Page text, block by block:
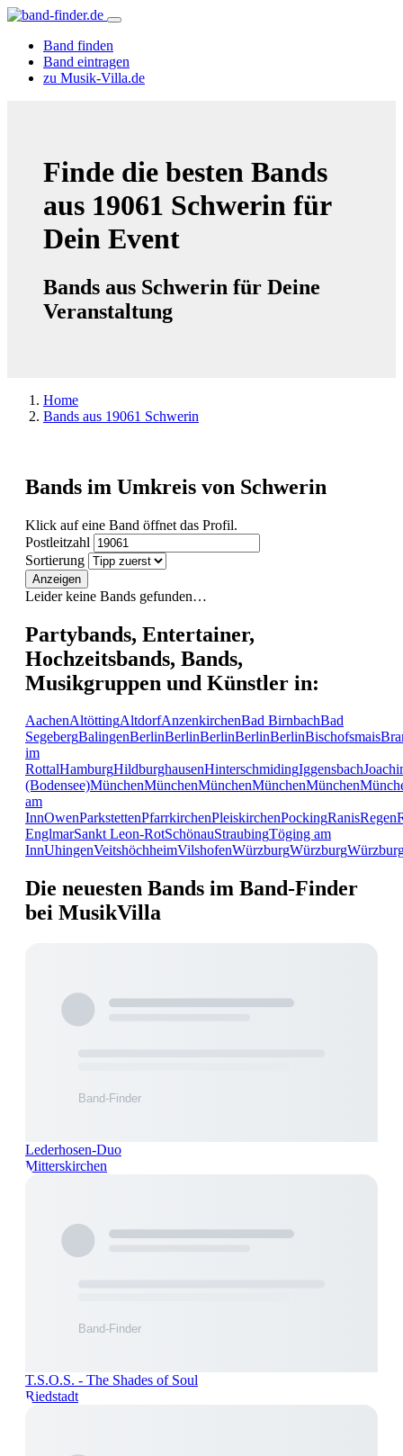
Band finden
Band eintragen
zu Musik-Villa.de
Finde die besten Bands
aus 19061 Schwerin für
Dein Event
Bands aus Schwerin für Deine
Veranstaltung
Home
Bands aus 19061 Schwerin
Bands im Umkreis von Schwerin
Klick auf eine Band öffnet das Profil.
Postleitzahl
Sortierung
Anzeigen
Leider keine Bands gefunden…
Partybands, Entertainer,
Hochzeitsbands, Bands,
Musikgruppen und Künstler in:
AachenAltöttingAltdorfAnzenkirchenBad BirnbachBad
SegebergBalingenBerlinBerlinBerlinBerlinBerlinBischofsmais
im
RottalHamburgHildburghausenHinterschmidingIggensbach
(Bodensee)MünchenMünchenMünchenMünchenMünchen
am
InnOwenParkstettenPfarrkirchenPleiskirchenPockingRanisRegen
EnglmarSankt Leon-RotSchönauStraubingTöging am
InnUhingenVeitshöchheimVilshofenWürzburgWürzburg
Die neuesten Bands im Band-Finder
bei MusikVilla
Lederhosen-Duo
Mitterskirchen
T.S.O.S. - The Shades of Soul
Riedstadt